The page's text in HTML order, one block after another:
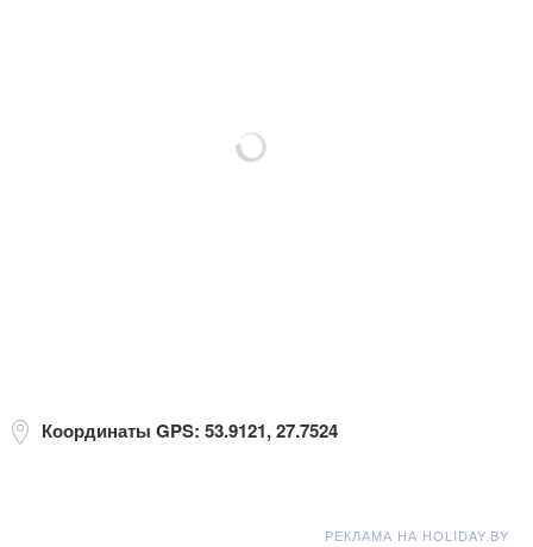
Координаты GPS: 53.9121, 27.7524
РЕКЛАМА НА HOLIDAY.BY